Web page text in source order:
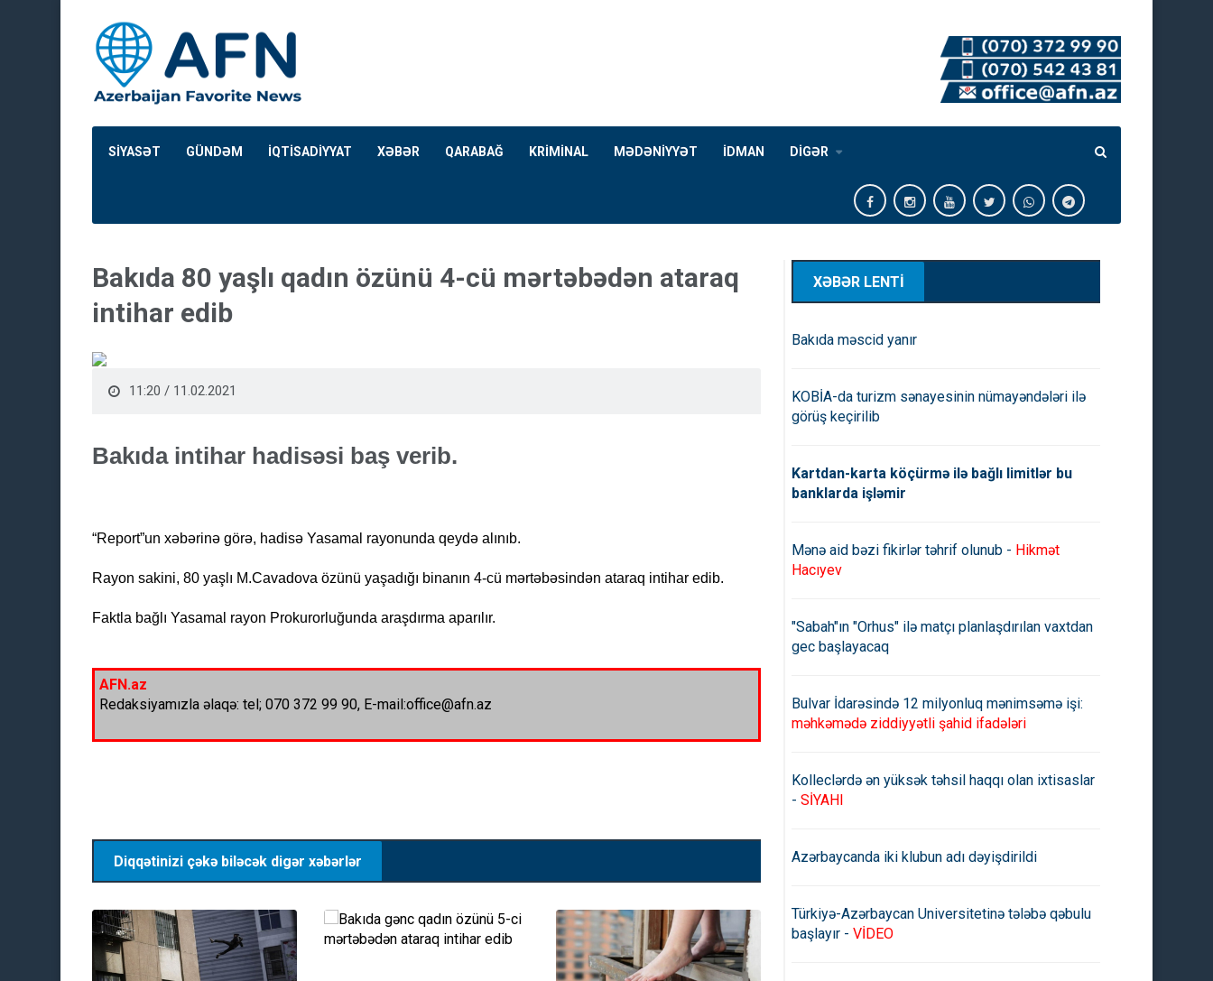
SİYASƏT GÜNDƏM İQTİSADİYYAT XƏBƏR QARABAĞ KRİMİNAL MƏDƏNİYYƏT İDMAN DİGƏR
Bakıda 80 yaşlı qadın özünü 4-cü mərtəbədən ataraq
intihar edib
11:20 / 11.02.2021
Bakıda intihar hadisəsi baş verib.
“Report”un xəbərinə görə, hadisə Yasamal rayonunda qeydə alınıb.
Rayon sakini, 80 yaşlı M.Cavadova özünü yaşadığı binanın 4-cü mərtəbəsindən ataraq intihar edib.
Faktla bağlı Yasamal rayon Prokurorluğunda araşdırma aparılır.
AFN.az
Redaksiyamızla əlaqə: tel; 070 372 99 90, E-mail:office@afn.az
Diqqətinizi çəkə biləcək digər xəbərlər
XƏBƏR LENTİ
Bakıda məscid yanır
KOBİA-da turizm sənayesinin nümayəndələri ilə
görüş keçirilib
Kartdan-karta köçürmə ilə bağlı limitlər bu
banklarda işləmir
Mənə aid bəzi fikirlər təhrif olunub - Hikmət
Hacıyev
"Sabah"ın "Orhus" ilə matçı planlaşdırılan vaxtdan
gec başlayacaq
Bulvar İdarəsində 12 milyonluq mənimsəmə işi:
məhkəmədə ziddiyyətli şahid ifadələri
Kolleclərdə ən yüksək təhsil haqqı olan ixtisaslar
- SİYAHI
Azərbaycanda iki klubun adı dəyişdirildi
Türkiyə-Azərbaycan Universitetinə tələbə qəbulu
başlayır - VİDEO